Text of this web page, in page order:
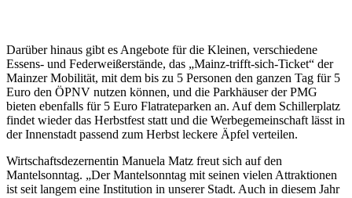
Darüber hinaus gibt es Angebote für die Kleinen, verschiedene
Essens- und Federweißerstände, das „Mainz-trifft-sich-Ticket“ der
Mainzer Mobilität, mit dem bis zu 5 Personen den ganzen Tag für 5
Euro den ÖPNV nutzen können, und die Parkhäuser der PMG
bieten ebenfalls für 5 Euro Flatrateparken an. Auf dem Schillerplatz
findet wieder das Herbstfest statt und die Werbegemeinschaft lässt in
der Innenstadt passend zum Herbst leckere Äpfel verteilen.
Wirtschaftsdezernentin Manuela Matz freut sich auf den
Mantelsonntag. „Der Mantelsonntag mit seinen vielen Attraktionen
ist seit langem eine Institution in unserer Stadt. Auch in diesem Jahr